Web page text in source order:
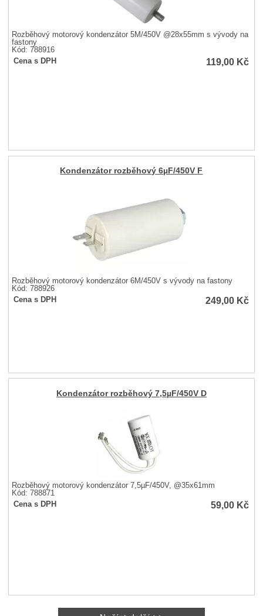
Rozběhový motorový kondenzátor 5M/450V @28x55mm s vývody na
fastony
Kód: 788916
Cena s DPH
119,00 Kč
Kondenzátor rozběhový 6µF/450V F
Rozběhový motorový kondenzátor 6M/450V s vývody na fastony
Kód: 788926
Cena s DPH
249,00 Kč
Kondenzátor rozběhový 7,5µF/450V D
Rozběhový motorový kondenzátor 7,5µF/450V, @35x61mm
Kód: 788871
Cena s DPH
59,00 Kč